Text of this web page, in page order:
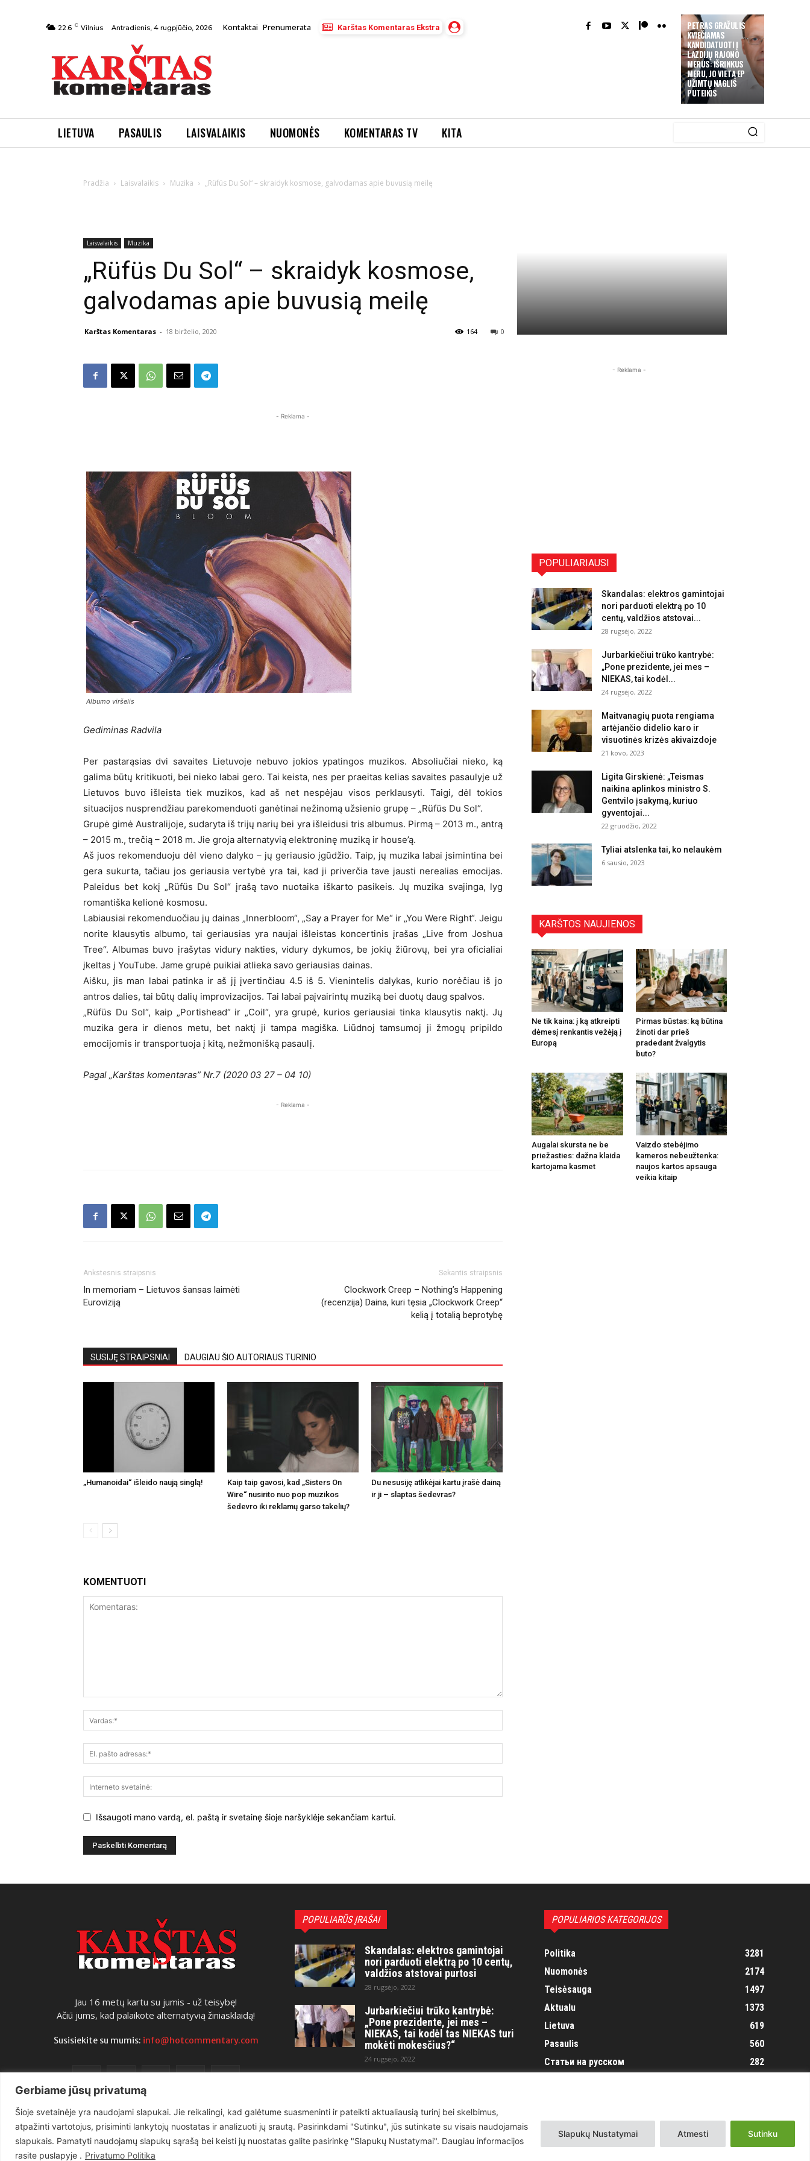
Gerbiame jūsų privatumą
Šioje svetainėje yra naudojami slapukai. Jie reikalingi, kad galėtume suasmeninti ir pateikti aktualiausią turinį bei skelbimus,
atpažinti vartotojus, prisiminti lankytojų nuostatas ir analizuoti jų srautą. Pasirinkdami "Sutinku", jūs sutinkate su visais naudojamais
slapukais. Pamatyti naudojamų slapukų sąrašą bei keisti jų nuostatas galite pasirinkę "Slapukų Nustatymai". Daugiau informacijos
rasite puslapyje . Privatumo Politika
Slapukų Nustatymai Atmesti Sutinku
PETRAS GRAŽULIS
KVIEČIAMAS
KANDIDATUOTI Į
LAZDIJŲ RAJONO
MERUS: IŠRINKUS
MERU, JO VIETĄ EP
UŽIMTŲ NAGLIS
PUTEIKIS
22.6 C Vilnius Antradienis, 4 rugpjūčio, 2026 Kontaktai Prenumerata Karštas Komentaras Ekstra
LIETUVA PASAULIS LAISVALAIKIS NUOMONĖS KOMENTARAS TV KITA
Pradžia Laisvalaikis Muzika „Rüfüs Du Sol“ – skraidyk kosmose, galvodamas apie buvusią meilę
Laisvalaikis Muzika
„Rüfüs Du Sol“ – skraidyk kosmose,
galvodamas apie buvusią meilę
Karštas Komentaras - 18 birželio, 2020 0
164
- Reklama -
Albumo viršelis
Gediminas Radvila
Per pastarąsias dvi savaites Lietuvoje nebuvo jokios ypatingos muzikos. Absoliučiai nieko, ką
galima būtų kritikuoti, bei nieko labai gero. Tai keista, nes per praeitas kelias savaites pasaulyje už
Lietuvos buvo išleista tiek muzikos, kad aš net nespėjau visos perklausyti. Taigi, dėl tokios
situacijos nusprendžiau parekomenduoti ganėtinai nežinomą užsienio grupę – „Rüfüs Du Sol“.
Grupė gimė Australijoje, sudaryta iš trijų narių bei yra išleidusi tris albumus. Pirmą – 2013 m., antrą
– 2015 m., trečią – 2018 m. Jie groja alternatyvią elektroninę muziką ir house’ą.
Aš juos rekomenduoju dėl vieno dalyko – jų geriausio įgūdžio. Taip, jų muzika labai įsimintina bei
gera sukurta, tačiau jos geriausia vertybė yra tai, kad ji priverčia tave jausti nerealias emocijas.
Paleidus bet kokį „Rüfüs Du Sol“ įrašą tavo nuotaika iškarto pasikeis. Jų muzika svajinga, lyg
romantiška kelionė kosmosu.
Labiausiai rekomenduočiau jų dainas „Innerbloom“, „Say a Prayer for Me“ ir „You Were Right“. Jeigu
norite klausytis albumo, tai geriausias yra naujai išleistas koncertinis įrašas „Live from Joshua
Tree“. Albumas buvo įrašytas vidury nakties, vidury dykumos, be jokių žiūrovų, bei yra oficialiai
įkeltas į YouTube. Jame grupė puikiai atlieka savo geriausias dainas.
Aišku, jis man labai patinka ir aš jį įvertinčiau 4.5 iš 5. Vienintelis dalykas, kurio norėčiau iš jo
antros dalies, tai būtų dalių improvizacijos. Tai labai paįvairintų muziką bei duotų daug spalvos.
„Rüfüs Du Sol“, kaip „Portishead“ ir „Coil“, yra grupė, kurios geriausiai tinka klausytis naktį. Jų
muzika gera ir dienos metu, bet naktį ji tampa magiška. Liūdnoj tamsumoj ji žmogų pripildo
emocijomis ir transportuoja į kitą, nežmonišką pasaulį.
Pagal „Karštas komentaras” Nr.7 (2020 03 27 – 04 10)
- Reklama -
Ankstesnis straipsnis
In memoriam – Lietuvos šansas laimėti
Euroviziją
Sekantis straipsnis
Clockwork Creep – Nothing’s Happening
(recenzija) Daina, kuri tęsia „Clockwork Creep“
kelią į totalią beprotybę
SUSIJĘ STRAIPSNIAI DAUGIAU ŠIO AUTORIAUS TURINIO
„Humanoidai“ išleido naują singlą!
Kaip taip gavosi, kad „Sisters On
Wire“ nusirito nuo pop muzikos
šedevro iki reklamų garso takelių?
Du nesusiję atlikėjai kartu įrašė dainą
ir ji – slaptas šedevras?
KOMENTUOTI
Išsaugoti mano vardą, el. paštą ir svetainę šioje naršyklėje sekančiam kartui.
- Reklama -
POPULIARIAUSI
Skandalas: elektros gamintojai
nori parduoti elektrą po 10
centų, valdžios atstovai...
28 rugsėjo, 2022
Jurbarkiečiui trūko kantrybė:
„Pone prezidente, jei mes –
NIEKAS, tai kodėl...
24 rugsėjo, 2022
Maitvanagių puota rengiama
artėjančio didelio karo ir
visuotinės krizės akivaizdoje
21 kovo, 2023
Ligita Girskienė: „Teismas
naikina aplinkos ministro S.
Gentvilo įsakymą, kuriuo
gyventojai...
22 gruodžio, 2022
Tyliai atslenka tai, ko nelaukėm
6 sausio, 2023
KARŠTOS NAUJIENOS
Ne tik kaina: į ką atkreipti
dėmesį renkantis vežėją į
Europą
Pirmas būstas: ką būtina
žinoti dar prieš
pradedant žvalgytis
buto?
Augalai skursta ne be
priežasties: dažna klaida
kartojama kasmet
Vaizdo stebėjimo
kameros nebeužtenka:
naujos kartos apsauga
veikia kitaip
Jau 16 metų kartu su jumis - už teisybę!
Ačiū jums, kad palaikote alternatyvią žiniasklaidą!
Susisiekite su mumis: info@hotcommentary.com
POPULIARŪS ĮRAŠAI
Skandalas: elektros gamintojai
nori parduoti elektrą po 10 centų,
valdžios atstovai purtosi
28 rugsėjo, 2022
Jurbarkiečiui trūko kantrybė:
„Pone prezidente, jei mes –
NIEKAS, tai kodėl tas NIEKAS turi
mokėti mokesčius?“
24 rugsėjo, 2022
21 kovo, 2023
POPULIARIOS KATEGORIJOS
Politika
3281
Nuomonės
2174
Teisėsauga
1497
Aktualu
1373
Lietuva
619
Pasaulis
560
Статьи на русском
282